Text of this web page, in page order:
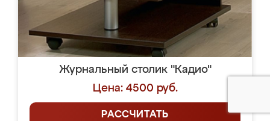
Журнальный столик "Кадио"
Цена: 4500 руб.
РАССЧИТАТЬ